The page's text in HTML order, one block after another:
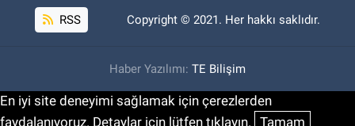
RSS Copyright © 2021. Her hakkı saklıdır.
Haber Yazılımı: TE Bilişim
En iyi site deneyimi sağlamak için çerezlerden
faydalanıyoruz. Detaylar için lütfen tıklayın. Tamam